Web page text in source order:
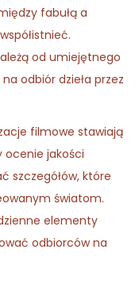
fabułą a
od umiejętnego
odbiór dzieła przez
filmowe stawiają
ocenie jakości
szczegółów, które
światom.
elementy
odbiorców na